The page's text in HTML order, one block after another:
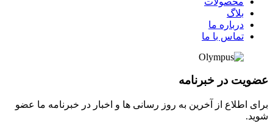
بلاگ
درباره ما
تماس با ما
عضویت در خبرنامه
برای اطلاع از آخرین به روز رسانی ها و اخبار در خبرنامه ما عضو
شوید.